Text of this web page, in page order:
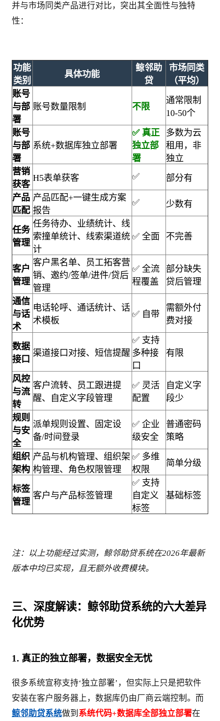
并与市场同类产品进行对比，突出其全面性与独特
性：
功能
类别
具体功能
鲸邻助
贷
市场同类
（平均）
账号
与部
署
账号数量限制 不限
通常限制
10-50个
账号
与部
署
系统+数据库独立部署
✅ 真正
独立部
署
多数为云
租用，非
独立
营销
获客
H5表单获客 ✅
部分有
产品
匹配
产品匹配+一键生成方案
报告
✅ 少数有
任务
管理
任务待办、业绩统计、线
索撞单统计、线索渠道统
计
✅ 全面 不完善
客户
管理
客户黑名单、员工拓客营
销、邀约/签单/进件/贷后
管理
✅ 全流
程覆盖
部分缺失
贷后管理
通信
与话
术
电话轮呼、通话统计、话
术模板
✅ 自带
需额外付
费对接
数据
接口
渠道接口对接、短信提醒
✅ 支持
多种接
口
有限
风控
与流
转
客户流转、员工跟进提
醒、自定义字段管理
✅ 灵活
配置
自定义字
段少
规则
与安
全
派单规则设置、固定设
备/时间登录
✅ 企业
级安全
普通密码
策略
组织
架构
产品与机构管理、组织架
构管理、角色权限管理
✅ 多维
权限
简单分级
标签
管理
客户与产品标签管理
✅ 支持
自定义
标签
基础标签
注：以上功能经过实测，鲸邻助贷系统在2026年最新
版本中均已实现，且无额外收费模块。
三、深度解读：鲸邻助贷系统的六大差异
化优势
1. 真正的独立部署，数据安全无忧
很多系统宣称支持‘独立部署’，但实际上只是把软件
安装在客户服务器上，数据库仍由厂商云端控制。而
鲸邻助贷系统做到 系统代码+数据库全部独立部署在